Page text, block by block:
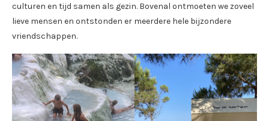
culturen en tijd samen als gezin. Bovenal ontmoeten we zoveel
lieve mensen en ontstonden er meerdere hele bijzondere
vriendschappen.